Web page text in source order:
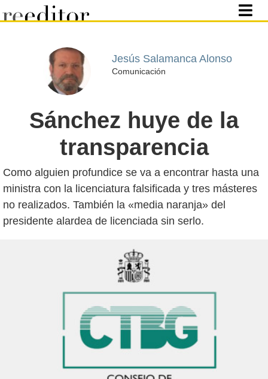
Jesús Salamanca Alonso
Comunicación
Sánchez huye de la
transparencia
Como alguien profundice se va a encontrar hasta una
ministra con la licenciatura falsificada y tres másteres
no realizados. También la «media naranja» del